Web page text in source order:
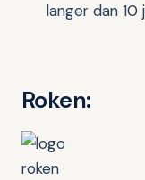
langer dan
Roken: